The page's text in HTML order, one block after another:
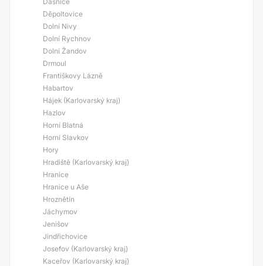
Děpoltovice
Dolní Nivy
Dolní Rychnov
Dolní Žandov
Drmoul
Františkovy Lázně
Habartov
Hájek (Karlovarský kraj)
Hazlov
Horní Blatná
Horní Slavkov
Hory
Hradiště (Karlovarský kraj)
Hranice
Hranice u Aše
Hroznětín
Jáchymov
Jenišov
Jindřichovice
Josefov (Karlovarský kraj)
Kaceřov (Karlovarský kraj)